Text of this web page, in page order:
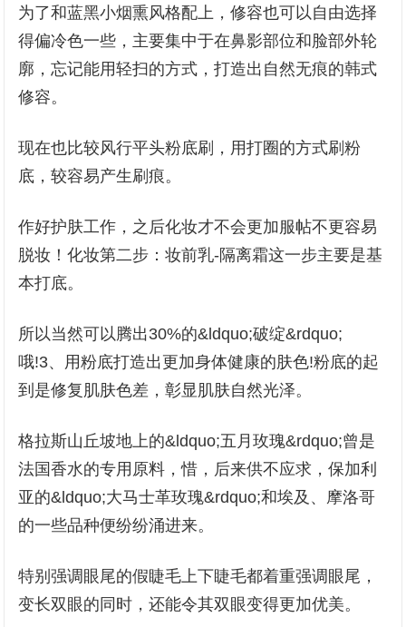
为了和蓝黑小烟熏风格配上，修容也可以自由选择
得偏冷色一些，主要集中于在鼻影部位和脸部外轮
廓，忘记能用轻扫的方式，打造出自然无痕的韩式
修容。
现在也比较风行平头粉底刷，用打圈的方式刷粉
底，较容易产生刷痕。
作好护肤工作，之后化妆才不会更加服帖不更容易
脱妆！化妆第二步：妆前乳-隔离霜这一步主要是基
本打底。
所以当然可以腾出30%的&ldquo;破绽&rdquo;
哦!3、用粉底打造出更加身体健康的肤色!粉底的起
到是修复肌肤色差，彰显肌肤自然光泽。
格拉斯山丘坡地上的&ldquo;五月玫瑰&rdquo;曾是
法国香水的专用原料，惜，后来供不应求，保加利
亚的&ldquo;大马士革玫瑰&rdquo;和埃及、摩洛哥
的一些品种便纷纷涌进来。
特别强调眼尾的假睫毛上下睫毛都着重强调眼尾，
变长双眼的同时，还能令其双眼变得更加优美。